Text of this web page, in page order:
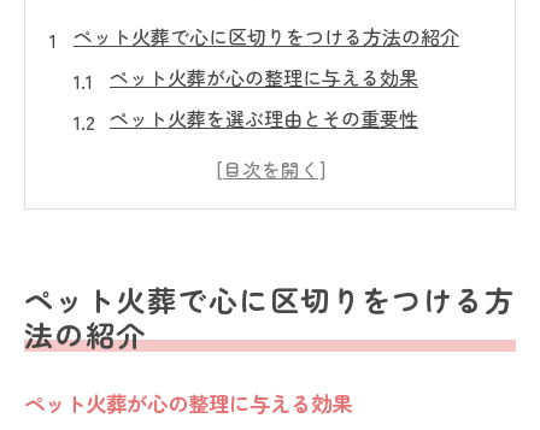
ペット火葬で心に区切りをつける方法の紹介
ペット火葬が心の整理に与える効果
ペット火葬を選ぶ理由とその重要性
ペット火葬のサービス内容と利用手順
ペット火葬後の心のケア方法
ペット火葬の手順と心の準備について
ペット火葬の当日の流れと注意事項
ペット火葬で心に区切りをつける方
法の紹介
ペット火葬が心の整理に与える効果